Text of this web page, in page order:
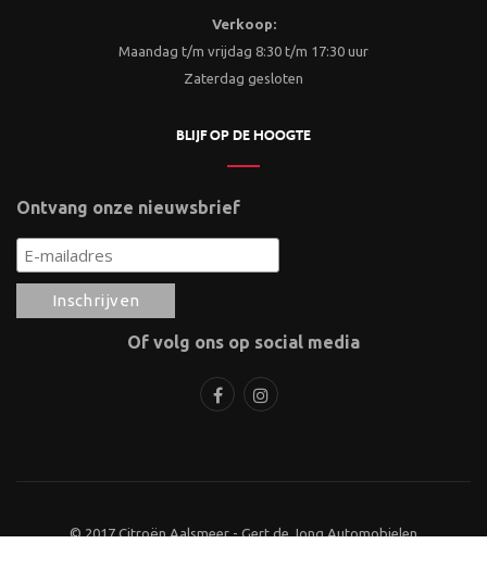
Verkoop:
Maandag t/m vrijdag 8:30 t/m 17:30 uur
Zaterdag gesloten
BLIJF OP DE HOOGTE
Ontvang onze nieuwsbrief
Of volg ons op social media
© 2017 Citroën Aalsmeer - Gert de Jong Automobielen